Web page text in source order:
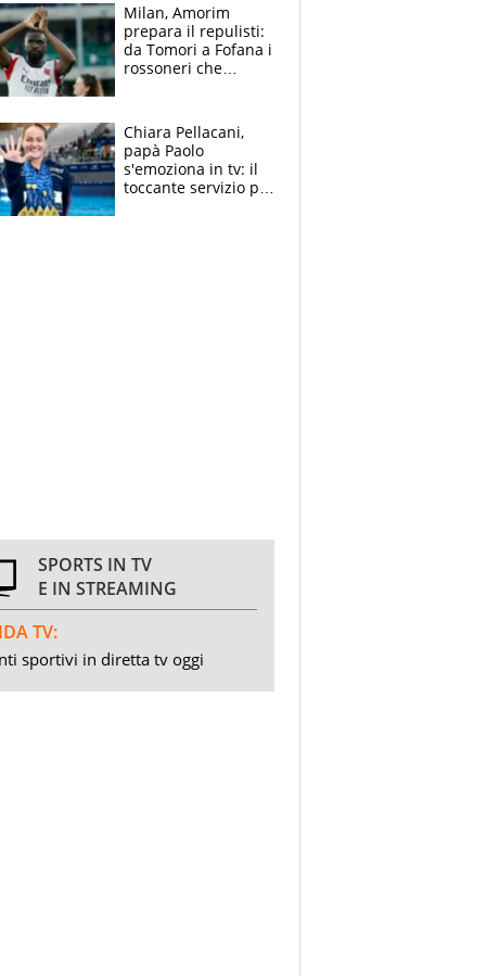
Milan, Amorim
prepara il repulisti:
da Tomori a Fofana i
rossoneri che
Chiara Pellacani,
papà Paolo
s'emoziona in tv: il
toccante servizio per
SPORTS IN TV
E IN STREAMING
TV:
sportivi in diretta tv oggi